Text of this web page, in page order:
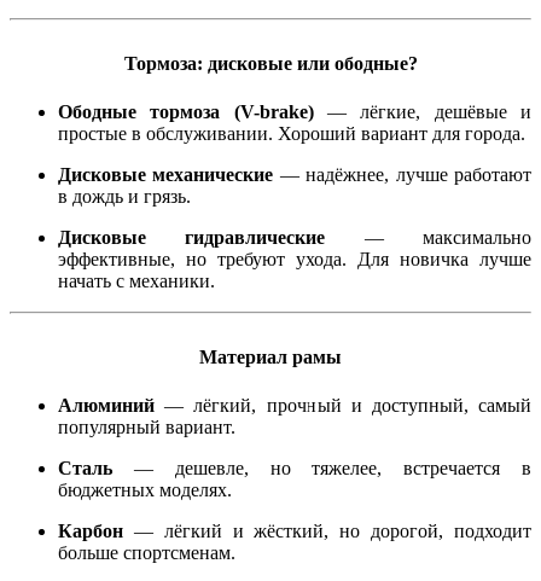
Тормоза: дисковые или ободные?
Ободные тормоза (V-brake)— лёгкие, дешёвые и
простые в обслуживании. Хороший вариант для города.
Дисковые механические — надёжнее, лучше работают
в дождь и грязь.
Дисковые гидравлические — максимально
эффективные, но требуют ухода. Для новичка лучше
начать с механики.
Материал рамы
Алюминий — лёгкий, прочный и доступный, самый
популярный вариант.
Сталь — дешевле, но тяжелее, встречается в
бюджетных моделях.
Карбон — лёгкий и жёсткий, но дорогой, подходит
больше спортсменам.